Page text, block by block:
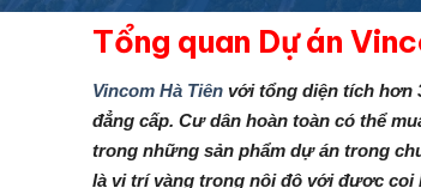
Tổng quan Dự án
Vincom Hà Tiên với tổng diện tích hơn
đẳng cấp. Cư dân hoàn toàn có thể
trong những sản phẩm dự án trong
là vị trí vàng trong nội đô với được coi